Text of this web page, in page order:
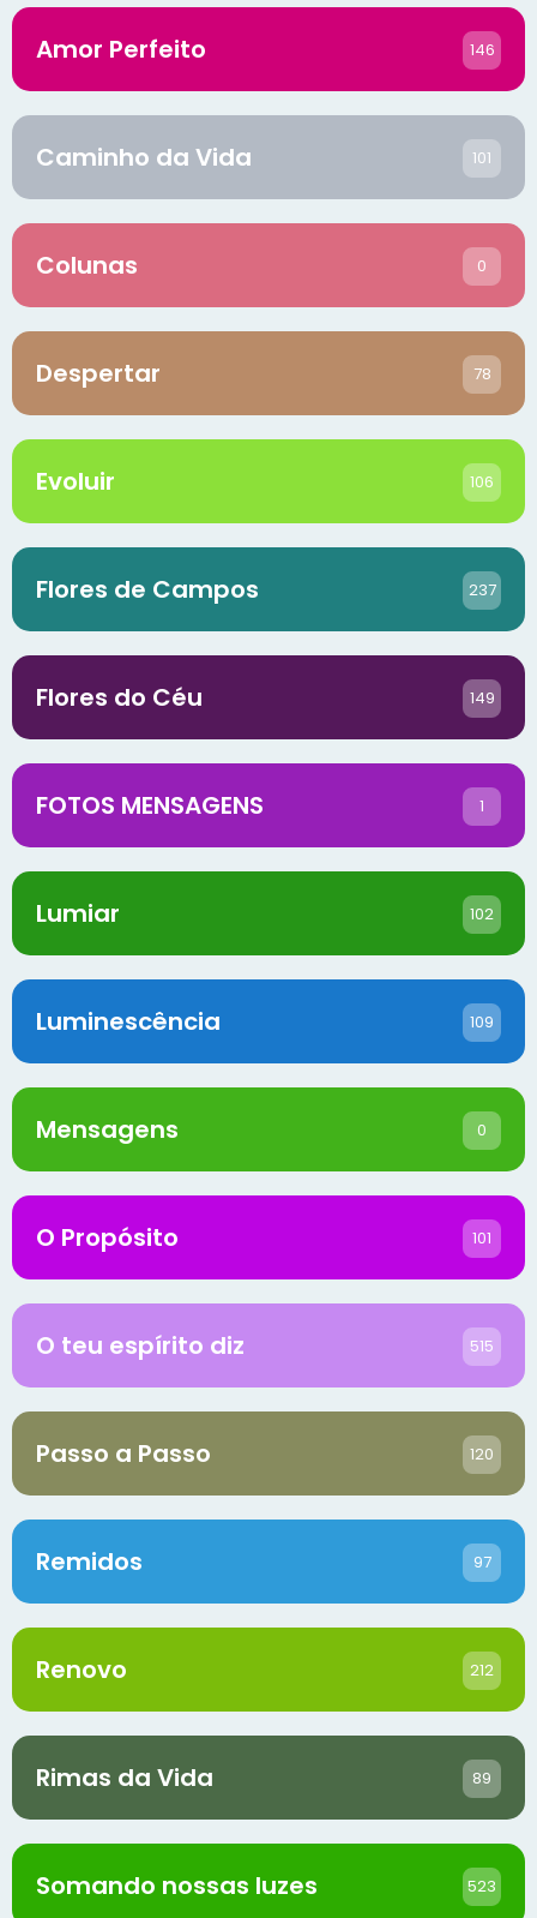
Amor Perfeito 146
Caminho da Vida 101
Colunas 0
Despertar 78
Evoluir 106
Flores de Campos 237
Flores do Céu 149
FOTOS MENSAGENS 1
Lumiar 102
Luminescência 109
Mensagens 0
O Propósito 101
O teu espírito diz 515
Passo a Passo 120
Remidos 97
Renovo 212
Rimas da Vida 89
Somando nossas luzes 523